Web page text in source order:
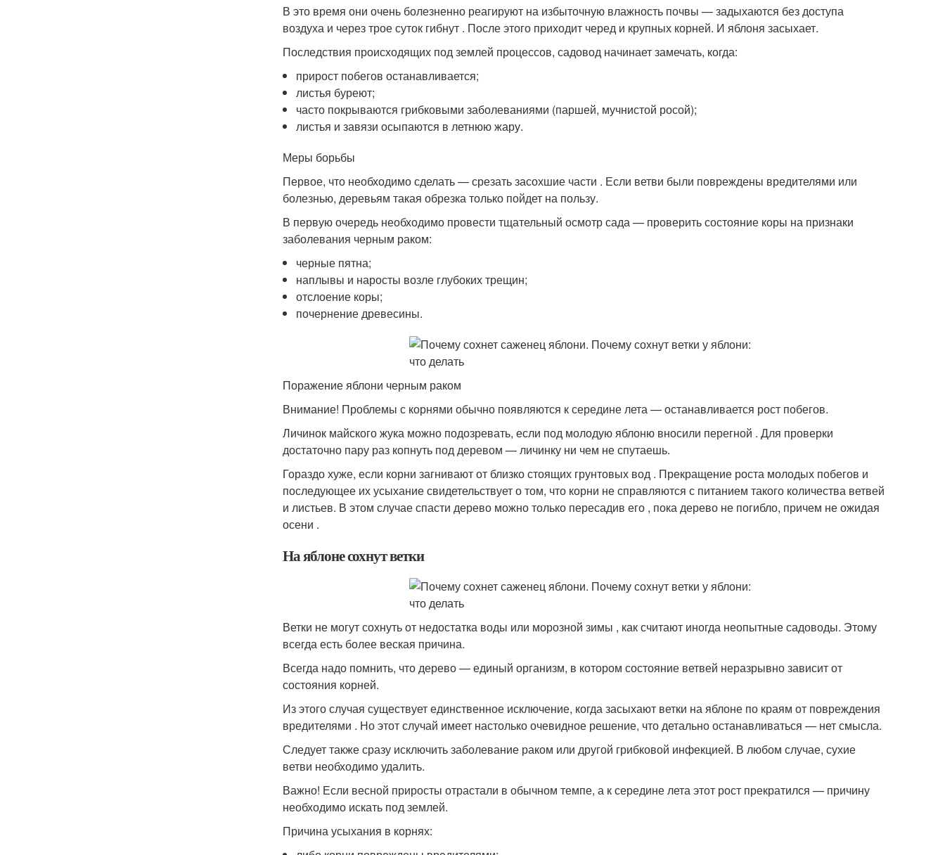
В это время они очень болезненно реагируют на избыточную влажность почвы — задыхаются без доступа
воздуха и через трое суток гибнут . После этого приходит черед и крупных корней. И яблоня засыхает.
Последствия происходящих под землей процессов, садовод начинает замечать, когда:
прирост побегов останавливается;
листья буреют;
часто покрываются грибковыми заболеваниями (паршей, мучнистой росой);
листья и завязи осыпаются в летнюю жару.
Меры борьбы
Первое, что необходимо сделать — срезать засохшие части . Если ветви были повреждены вредителями или
болезнью, деревьям такая обрезка только пойдет на пользу.
В первую очередь необходимо провести тщательный осмотр сада — проверить состояние коры на признаки
заболевания черным раком:
черные пятна;
наплывы и наросты возле глубоких трещин;
отслоение коры;
почернение древесины.
Поражение яблони черным раком
Внимание! Проблемы с корнями обычно появляются к середине лета — останавливается рост побегов.
Личинок майского жука можно подозревать, если под молодую яблоню вносили перегной . Для проверки
достаточно пару раз копнуть под деревом — личинку ни чем не спутаешь.
Гораздо хуже, если корни загнивают от близко стоящих грунтовых вод . Прекращение роста молодых побегов и
последующее их усыхание свидетельствует о том, что корни не справляются с питанием такого количества ветвей
и листьев. В этом случае спасти дерево можно только пересадив его , пока дерево не погибло, причем не ожидая
осени .
На яблоне сохнут ветки
Ветки не могут сохнуть от недостатка воды или морозной зимы , как считают иногда неопытные садоводы. Этому
всегда есть более веская причина.
Всегда надо помнить, что дерево — единый организм, в котором состояние ветвей неразрывно зависит от
состояния корней.
Из этого случая существует единственное исключение, когда засыхают ветки на яблоне по краям от повреждения
вредителями . Но этот случай имеет настолько очевидное решение, что детально останавливаться — нет смысла.
Следует также сразу исключить заболевание раком или другой грибковой инфекцией. В любом случае, сухие
ветви необходимо удалить.
Важно! Если весной приросты отрастали в обычном темпе, а к середине лета этот рост прекратился — причину
необходимо искать под землей.
Причина усыхания в корнях: